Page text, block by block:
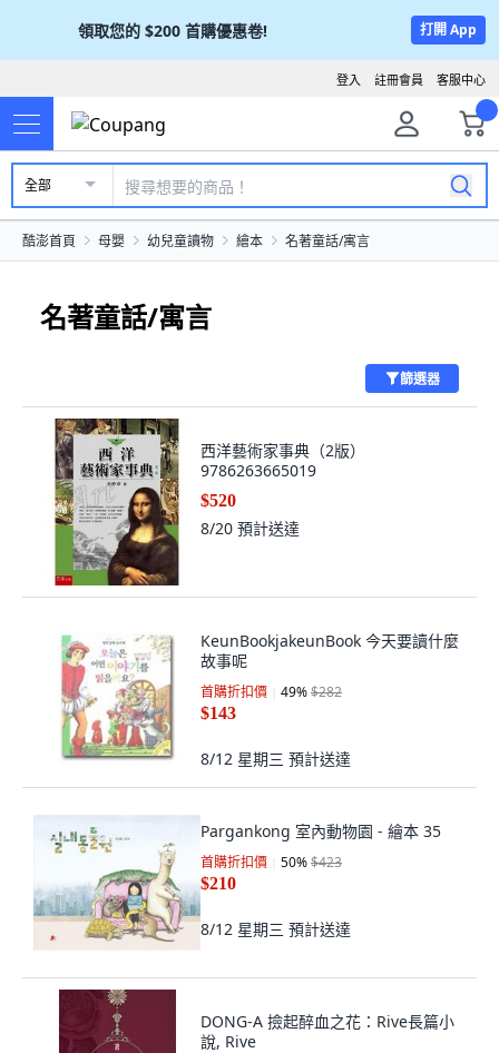
領取您的 $200 首購優惠卷! 打開 App
客服中心
註冊會員
登入
全部
酷澎首頁 母嬰 幼兒童讀物 繪本 名著童話/寓言
名著童話/寓言
篩選器
西洋藝術家事典（2版）
9786263665019
$520
8/20 預計送達
KeunBookjakeunBook 今天要讀什麼
故事呢
首購折扣價 49%$282
$143
8/12 星期三 預計送達
Pargankong 室內動物園 - 繪本 35
首購折扣價 50%$423
$210
8/12 星期三 預計送達
DONG-A 撿起醉血之花：Rive長篇小
說, Rive